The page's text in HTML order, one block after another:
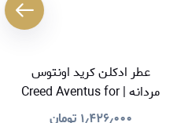
عطر ادکلن کرید اونتوس
مردانه | Creed Aventus for
Men
۱٫۴۲۶٫۰۰۰ تومان